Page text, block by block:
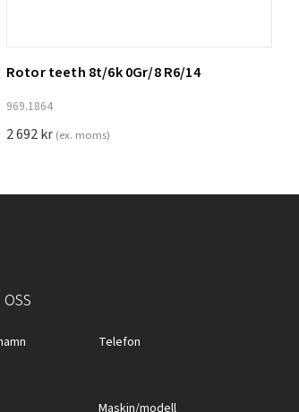
Lägg till i varukorg
Rotor teeth 8t/6k 0Gr/8 R6/14
969.1864
2 692kr (ex. moms)